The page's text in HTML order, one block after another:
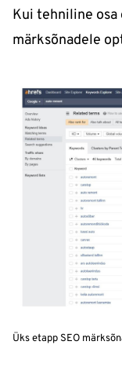
Kui tehniline osa
märksõnadele
Üks etapp SEO